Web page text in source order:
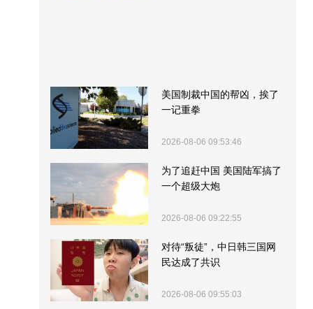
美国制裁中国的帮凶，挨了
一记重拳
2026-08-06 09:53:46
为了追赶中国 美国陆军搞了
一个超级大炮
2026-08-06 09:22:55
对待“叛徒”，中日韩三国网
民达成了共识
2026-08-06 09:55:03